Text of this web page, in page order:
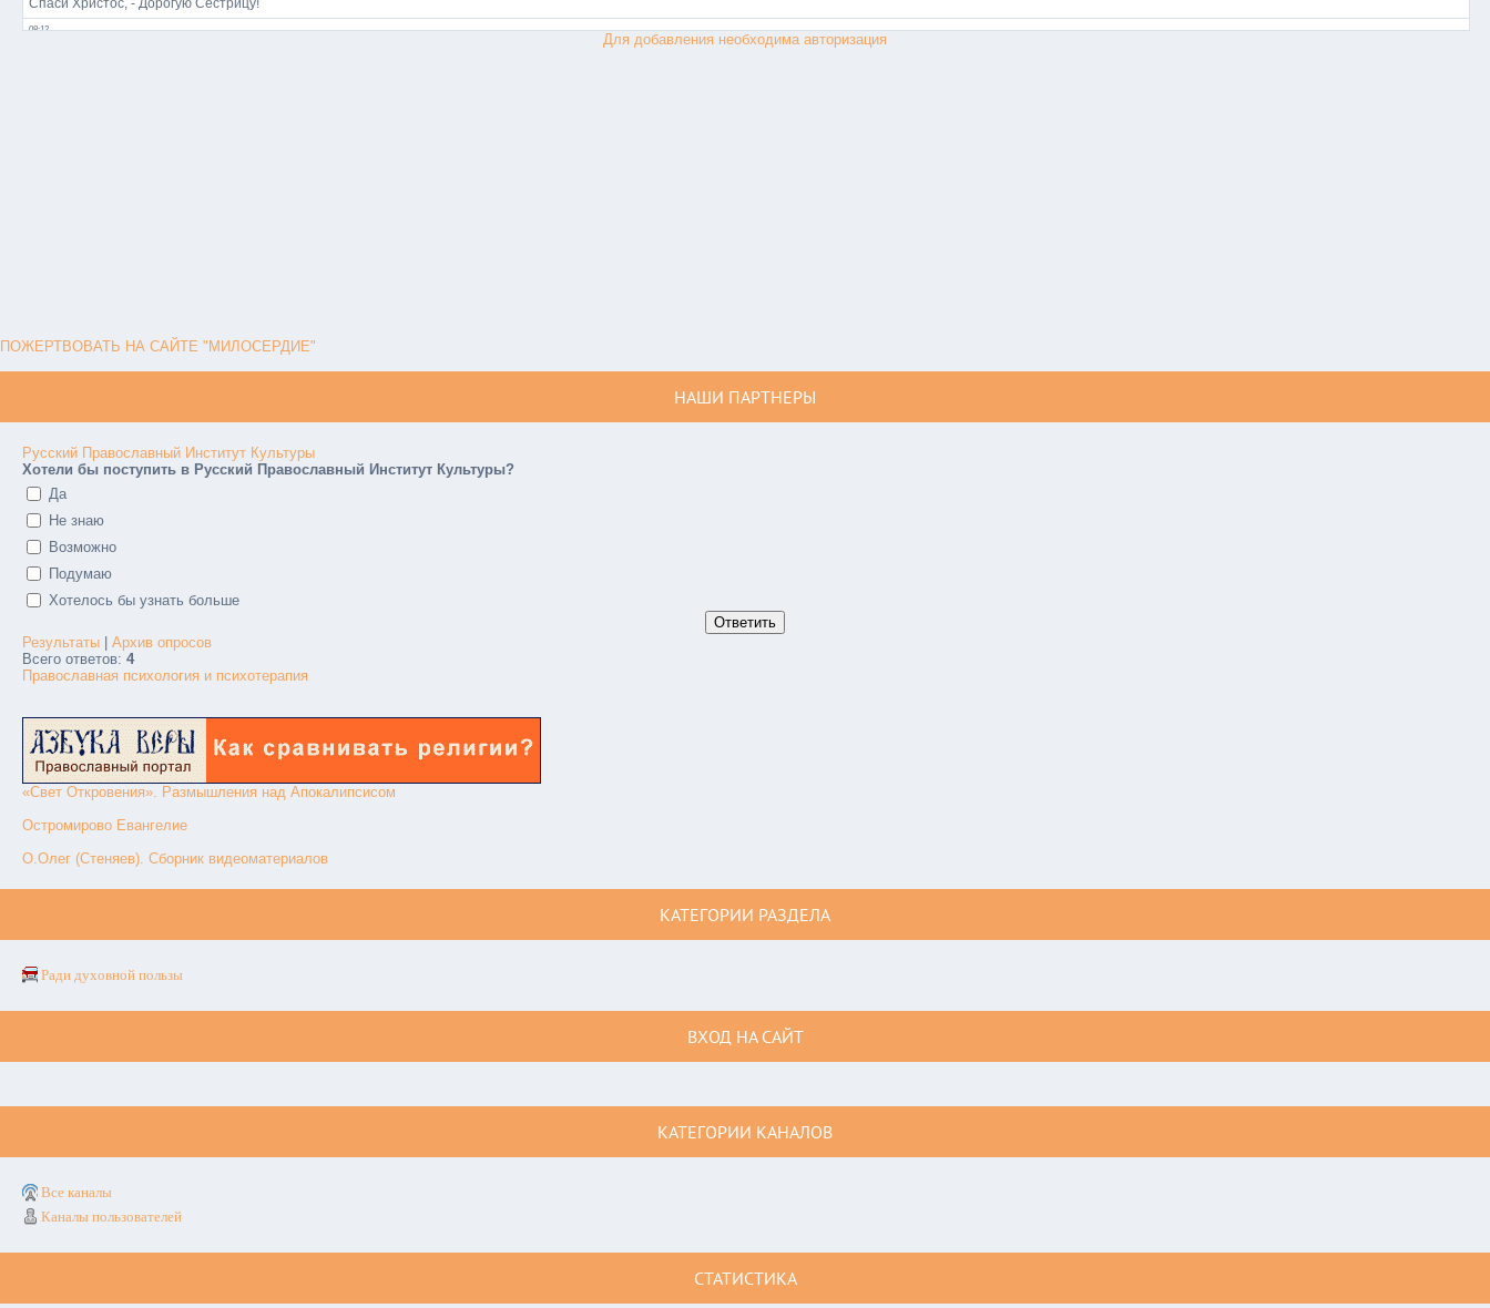
Для добавления необходима авторизация
ПОЖЕРТВОВАТЬ НА САЙТЕ "МИЛОСЕРДИЕ"
НАШИ ПАРТНЕРЫ
Русский Православный Институт Культуры
Хотели бы поступить в Русский Православный Институт Культуры?
Да
Не знаю
Возможно
Подумаю
Хотелось бы узнать больше
Результаты
Архив опросов
Всего ответов: 4
Православная психология и психотерапия
«Свет Откровения». Размышления над Апокалипсисом
Остромирово Евангелие
О.Олег (Стеняев). Сборник видеоматериалов
КАТЕГОРИИ РАЗДЕЛА
Ради духовной пользы
ВХОД НА САЙТ
КАТЕГОРИИ КАНАЛОВ
Все каналы
Каналы пользователей
СТАТИСТИКА